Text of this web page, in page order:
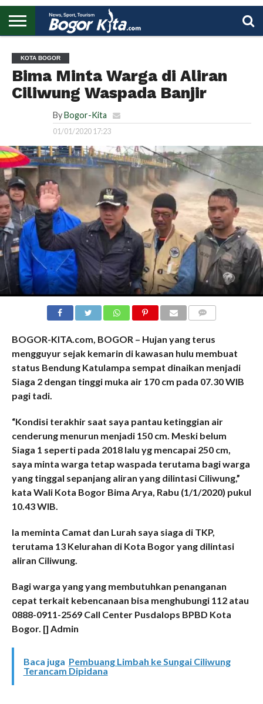
UTAMA
KOTA BOGOR
Bima Minta Warga di Aliran
Ciliwung Waspada Banjir
By Bogor-Kita
01/01/2020 17:23
BOGOR-KITA.com, BOGOR – Hujan yang terus
mengguyur sejak kemarin di kawasan hulu membuat
status Bendung Katulampa sempat dinaikan menjadi
Siaga 2 dengan tinggi muka air 170 cm pada 07.30 WIB
pagi tadi.
“Kondisi terakhir saat saya pantau ketinggian air
cenderung menurun menjadi 150 cm. Meski belum
Siaga 1 seperti pada 2018 lalu yg mencapai 250 cm,
saya minta warga tetap waspada terutama bagi warga
yang tinggal sepanjang aliran yang dilintasi Ciliwung,”
kata Wali Kota Bogor Bima Arya, Rabu (1/1/2020) pukul
10.43 WIB.
Ia meminta Camat dan Lurah saya siaga di TKP,
terutama 13 Kelurahan di Kota Bogor yang dilintasi
aliran Ciliwung.
Bagi warga yang yang membutuhkan penanganan
cepat terkait kebencanaan bisa menghubungi 112 atau
0888-0911-2569 Call Center Pusdalops BPBD Kota
Bogor. [] Admin
Baca juga Pembuang Limbah ke Sungai Ciliwung
Terancam Dipidana